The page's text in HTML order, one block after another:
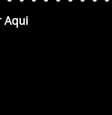
Aqui